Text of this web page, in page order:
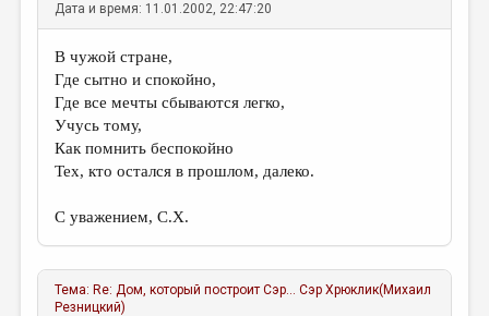
Дата и время: 11.01.2002, 22:47:20
В чужой стране,
Где сытно и спокойно,
Где все мечты сбываются легко,
Учусь тому,
Как помнить беспокойно
Тех, кто остался в прошлом, далеко.
С уважением, С.Х.
Тема: Re: Дом, который построит Сэр... Сэр Хрюклик(Михаил
Резницкий)